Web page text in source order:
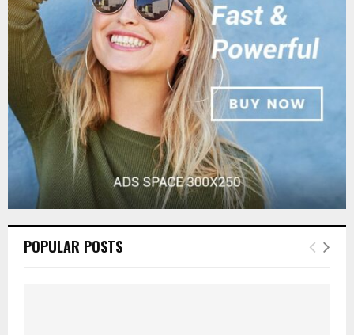
r
:
C
POPULAR POSTS